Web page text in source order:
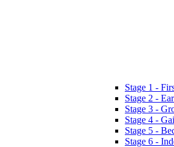
Stage 1 -
Stage 2 -
Stage 3 -
Stage 4 -
Stage 5 -
Stage 6 -